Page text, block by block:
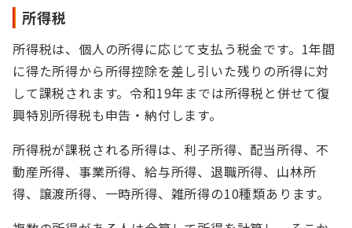
所得税
所得税は、個人の所得に応じて支払う税金です。1年間
に得た所得から所得控除を差し引いた残りの所得に対
して課税されます。令和19年までは所得税と併せて復
興特別所得税も申告・納付します。
所得税が課税される所得は、利子所得、配当所得、不
動産所得、事業所得、給与所得、退職所得、山林所
得、譲渡所得、一時所得、雑所得の10種類あります。